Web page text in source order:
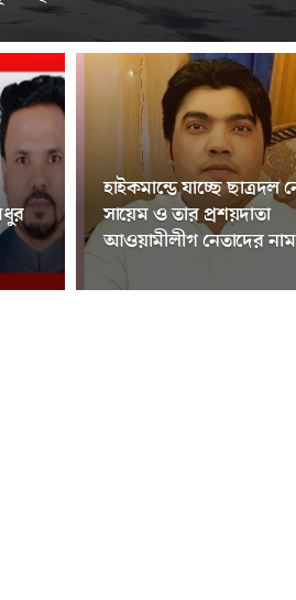
হাইকমান্ডে যাচ্ছে ছাত্রদল
সায়েম ও তার প্রশয়দাতা
আওয়ামীলীগ নেতাদের নাম